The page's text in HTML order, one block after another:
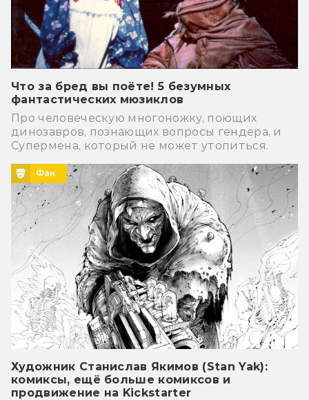
Что за бред вы поёте! 5 безумных
фантастических мюзиклов
Про человеческую многоножку, поющих
динозавров, познающих вопросы гендера, и
Супермена, который не может утопиться.
Фан
Художник Станислав Якимов (Stan Yak):
комиксы, ещё больше комиксов и
продвижение на Kickstarter